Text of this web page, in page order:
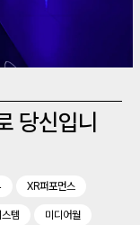
당신입니
XR퍼포먼스
템 미디어월